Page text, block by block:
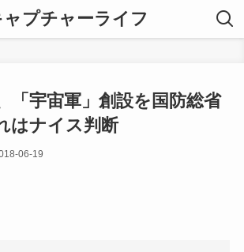
ャプチャーライフ
「宇宙軍」創設を国防総省
はナイス判断
06-19